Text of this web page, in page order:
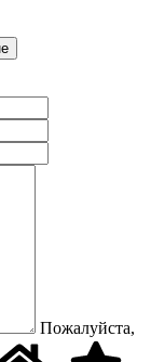
Пожалуйста,